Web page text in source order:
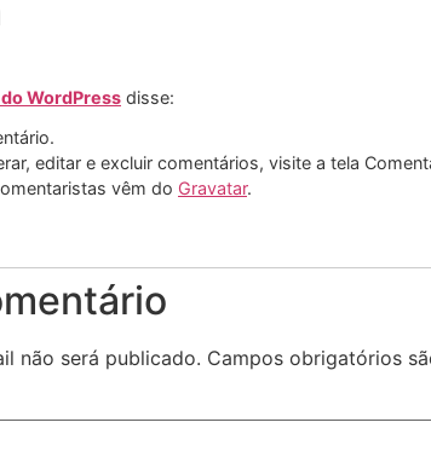
WordPress disse:
editar e excluir comentários, visite a tela
vêm do Gravatar.
não será publicado. Campos obrigatórios